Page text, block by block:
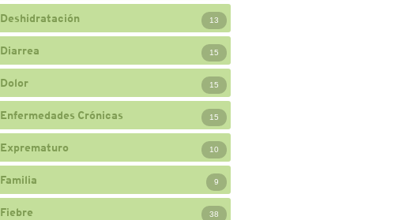
Deshidratación 13
Diarrea 15
Dolor 15
Enfermedades Crónicas 15
Exprematuro 10
Familia 9
Fiebre 38